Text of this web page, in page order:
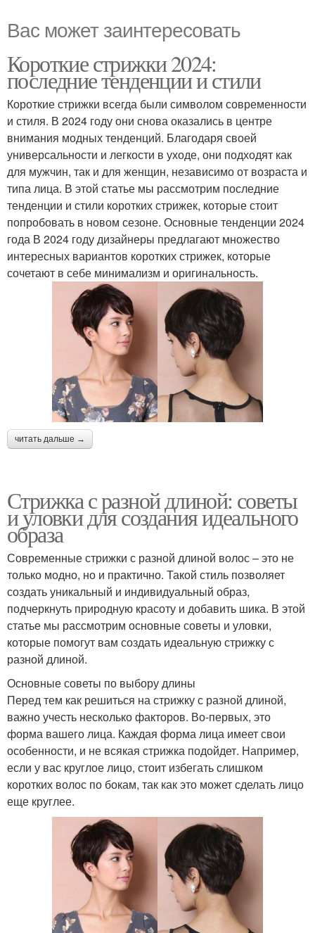
Вас может заинтересовать
Короткие стрижки 2024:
последние тенденции и стили
Короткие стрижки всегда были символом современности
и стиля. В 2024 году они снова оказались в центре
внимания модных тенденций. Благодаря своей
универсальности и легкости в уходе, они подходят как
для мужчин, так и для женщин, независимо от возраста и
типа лица. В этой статье мы рассмотрим последние
тенденции и стили коротких стрижек, которые стоит
попробовать в новом сезоне. Основные тенденции 2024
года В 2024 году дизайнеры предлагают множество
интересных вариантов коротких стрижек, которые
сочетают в себе минимализм и оригинальность.
читать дальше →
Стрижка с разной длиной: советы
и уловки для создания идеального
образа
Современные стрижки с разной длиной волос – это не
только модно, но и практично. Такой стиль позволяет
создать уникальный и индивидуальный образ,
подчеркнуть природную красоту и добавить шика. В этой
статье мы рассмотрим основные советы и уловки,
которые помогут вам создать идеальную стрижку с
разной длиной.
Основные советы по выбору длины
Перед тем как решиться на стрижку с разной длиной,
важно учесть несколько факторов. Во-первых, это
форма вашего лица. Каждая форма лица имеет свои
особенности, и не всякая стрижка подойдет. Например,
если у вас круглое лицо, стоит избегать слишком
коротких волос по бокам, так как это может сделать лицо
еще круглее.